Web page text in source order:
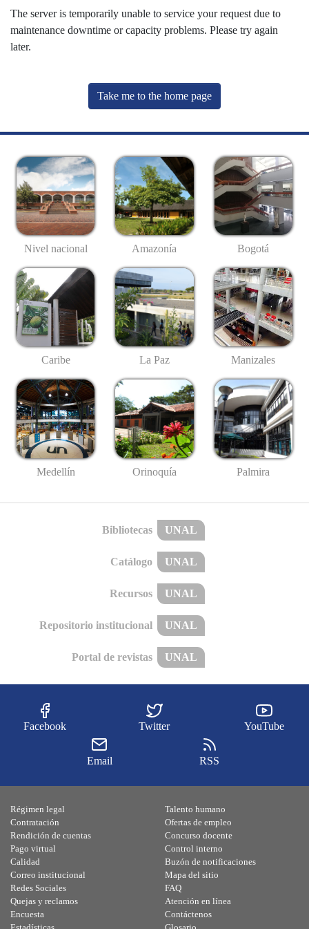
The server is temporarily unable to service your request due to
maintenance downtime or capacity problems. Please try again
later.
Take me to the home page
Nivel nacional Amazonía Bogotá
Caribe La Paz Manizales
Medellín Orinoquía Palmira
Bibliotecas UNAL
Catálogo UNAL
Recursos UNAL
Repositorio institucional UNAL
Portal de revistas UNAL
Facebook Twitter YouTube
Email RSS
Régimen legal
Contratación
Rendición de cuentas
Pago virtual
Calidad
Talento humano
Ofertas de empleo
Concurso docente
Control interno
Buzón de notificaciones
Correo institucional
Redes Sociales
Quejas y reclamos
Encuesta
Mapa del sitio
FAQ
Atención en línea
Contáctenos